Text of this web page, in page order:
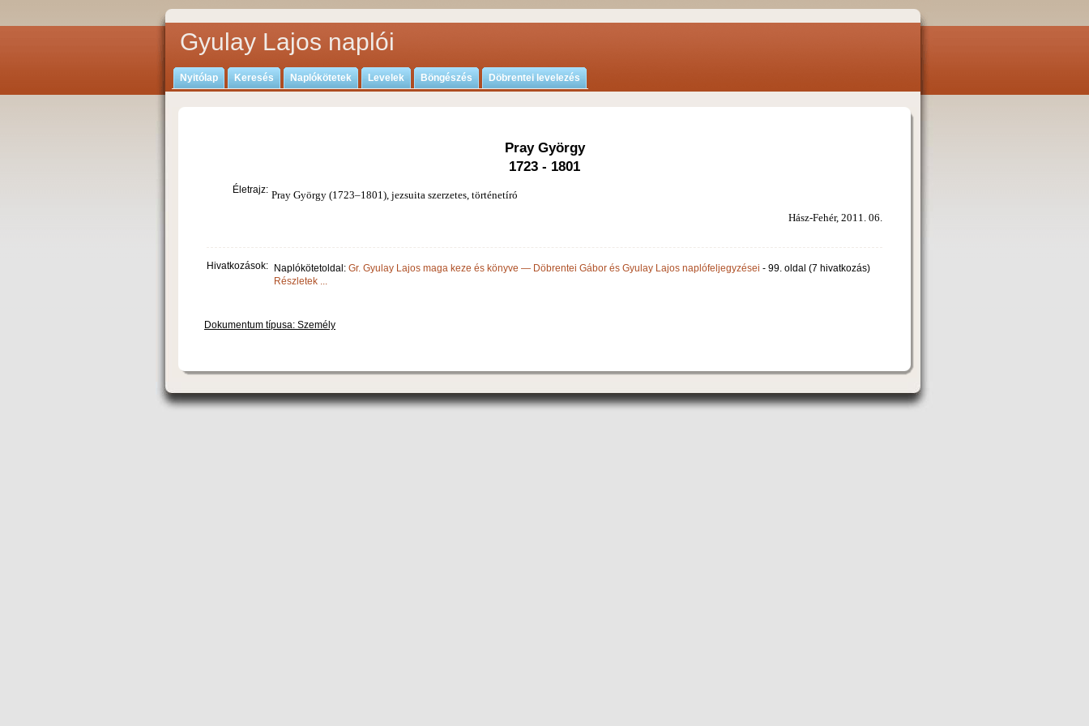
Gyulay Lajos naplói
Nyitólap Keresés Naplókötetek Levelek Böngészés Döbrentei levelezés
Pray György
1723 - 1801
Életrajz: Pray György (1723–1801), jezsuita szerzetes, történetíró
Hász-Fehér, 2011. 06.
Hivatkozások: Naplókötetoldal: Gr. Gyulay Lajos maga keze és könyve — Döbrentei Gábor és Gyulay Lajos naplófeljegyzései - 99. oldal (7 hivatkozás)
Részletek ...
Dokumentum típusa: Személy